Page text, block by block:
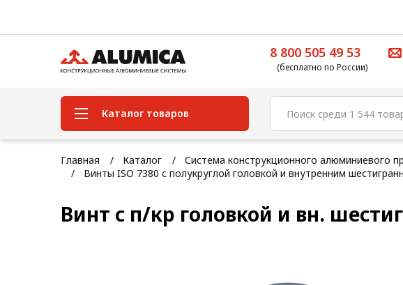
8 800 505 49 53
(бесплатно по России)
Каталог товаров
Система конструкционного
алюминиевого профиля
система
Главная Каталог Система конструкционного алюминиевого
Винты ISO 7380 с полукруглой головкой и внутренним
Винт с п/кр головкой и вн.